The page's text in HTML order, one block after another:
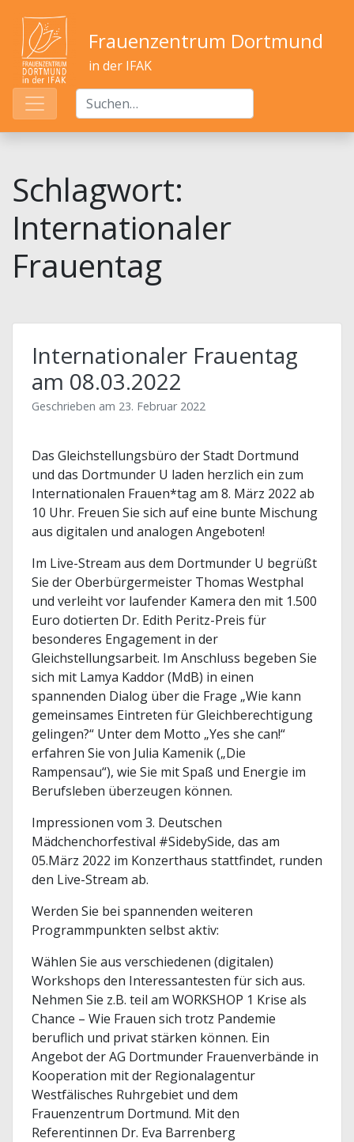
Frauenzentrum Dortmund
in der IFAK
Schlagwort:
Internationaler
Frauentag
Internationaler Frauentag
am 08.03.2022
Geschrieben am 23. Februar 2022
Das Gleichstellungsbüro der Stadt Dortmund
und das Dortmunder U laden herzlich ein zum
Internationalen Frauen*tag am 8. März 2022 ab
10 Uhr. Freuen Sie sich auf eine bunte Mischung
aus digitalen und analogen Angeboten!
Im Live-Stream aus dem Dortmunder U begrüßt
Sie der Oberbürgermeister Thomas Westphal
und verleiht vor laufender Kamera den mit 1.500
Euro dotierten Dr. Edith Peritz-Preis für
besonderes Engagement in der
Gleichstellungsarbeit. Im Anschluss begeben Sie
sich mit Lamya Kaddor (MdB) in einen
spannenden Dialog über die Frage „Wie kann
gemeinsames Eintreten für Gleichberechtigung
gelingen?“ Unter dem Motto „Yes she can!“
erfahren Sie von Julia Kamenik („Die
Rampensau“), wie Sie mit Spaß und Energie im
Berufsleben überzeugen können.
Impressionen vom 3. Deutschen
Mädchenchorfestival #SidebySide, das am
05.März 2022 im Konzerthaus stattfindet, runden
den Live-Stream ab.
Werden Sie bei spannenden weiteren
Programmpunkten selbst aktiv:
Wählen Sie aus verschiedenen (digitalen)
Workshops den Interessantesten für sich aus.
Nehmen Sie z.B. teil am WORKSHOP 1 Krise als
Chance – Wie Frauen sich trotz Pandemie
beruflich und privat stärken können. Ein
Angebot der AG Dortmunder Frauenverbände in
Kooperation mit der Regionalagentur
Westfälisches Ruhrgebiet und dem
Frauenzentrum Dortmund. Mit den
Referentinnen Dr. Eva Barrenberg